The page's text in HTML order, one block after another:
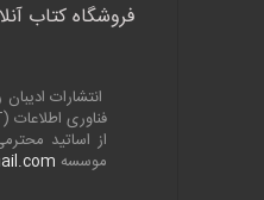
فروشگاه کتاب
انتشارات
فناوری اطلاعات (
از اساتید
موسسه